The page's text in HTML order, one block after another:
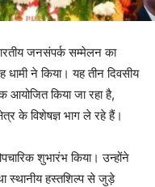
जनसंपर्क सम्मेलन का
ने किया। यह तीन दिवसीय
किया जा रहा है,
के विशेषज्ञ भाग ले रहे हैं।
शुभारंभ किया। उन्होंने
स्थानीय हस्तशिल्प से जुड़े